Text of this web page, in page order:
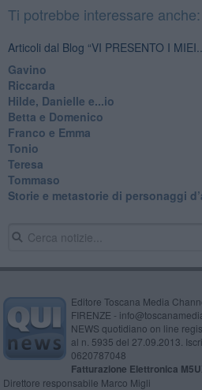
Ti potrebbe interessare anche:
Articoli dal Blog “VI PRESENTO I
Gavino
Riccarda
Hilde, Danielle e...io
Betta e Domenico
​Franco e Emma
Tonio
Teresa
Tommaso
​Storie e metastorie di personaggi
Editore Toscana Media
FIRENZE -
NEWS quotidiano on line
al n. 5935 del 27.09.2013.
0620787048
Fatturazione Elettronica
Direttore responsabile Marco Migli